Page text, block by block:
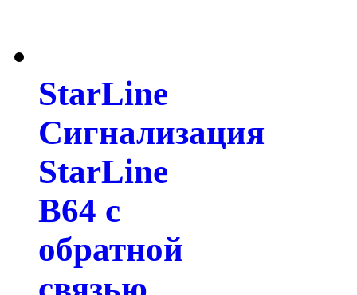
StarLine
Сигнализация
StarLine
B64 с
обратной